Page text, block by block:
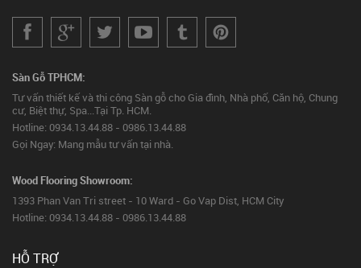
Sàn Gỗ TPHCM:
Tư vấn thiết kế và thi công Sàn gỗ cho Gia đình, Nhà phố, Căn hộ, Chung
cư, Biệt thự, Spa...Tại Tp. HCM.
Hotline: 0934.13.44.88 - 0986.13.44.88
Gọi Ngay: Mang mẫu tư vấn tại nhà.
Wood Flooring Showroom:
1393 Phan Van Tri street - 10 Ward - Go Vap Dist, HCM City
Hotline: 0934.13.44.88 - 0986.13.44.88
HỖ TRỢ